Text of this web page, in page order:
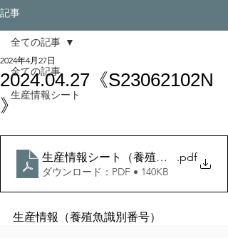
記事
全ての記事
生産情報シート
全ての記事
2024.04.27《S23062102N
》
2024年4月27日
生産情報シート（養殖魚）2024.4.27
.pdf
ダウンロード：PDF • 140KB
生産情報（養殖魚識別番号）